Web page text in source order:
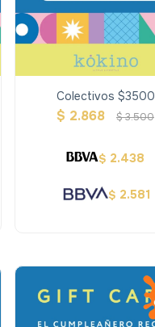
Colectivos $3500
$ 2.868 $3.500
$ 2.438
$ 2.581